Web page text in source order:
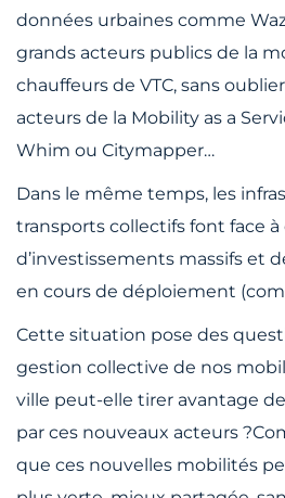
données urbaines comme
grands acteurs publics de la
chauffeurs de VTC, sans
acteurs de la Mobility as a
Whim ou Citymapper…
Dans le même temps, les
transports collectifs font face à
d’investissements massifs et
en cours de déploiement
Cette situation pose des
gestion collective de nos
ville peut-elle tirer avantage
par ces nouveaux acteurs
que ces nouvelles mobilités